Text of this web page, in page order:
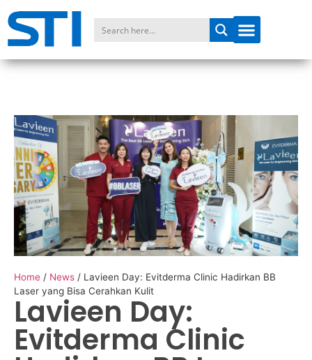
Home / News / Lavieen Day: Evitderma Clinic Hadirkan BB
Laser yang Bisa Cerahkan Kulit
Lavieen Day:
Evitderma Clinic